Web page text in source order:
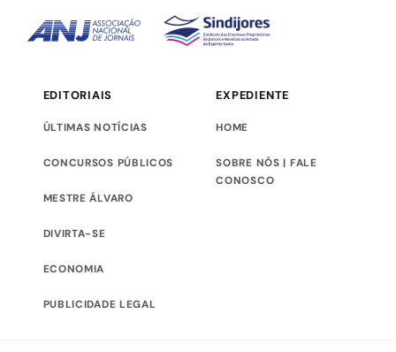
EDITORIAIS
ÚLTIMAS NOTÍCIAS
CONCURSOS PÚBLICOS
MESTRE ÁLVARO
DIVIRTA-SE
ECONOMIA
PUBLICIDADE LEGAL
EXPEDIENTE
HOME
SOBRE NÓS | FALE
CONOSCO